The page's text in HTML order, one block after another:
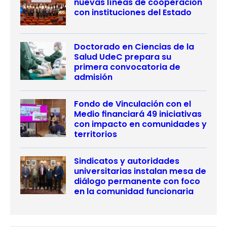
con instituciones del Estado
Doctorado en Ciencias de la
Salud UdeC prepara su
primera convocatoria de
admisión
Fondo de Vinculación con el
Medio financiará 49 iniciativas
con impacto en comunidades y
territorios
Sindicatos y autoridades
universitarias instalan mesa de
diálogo permanente con foco
en la comunidad funcionaria